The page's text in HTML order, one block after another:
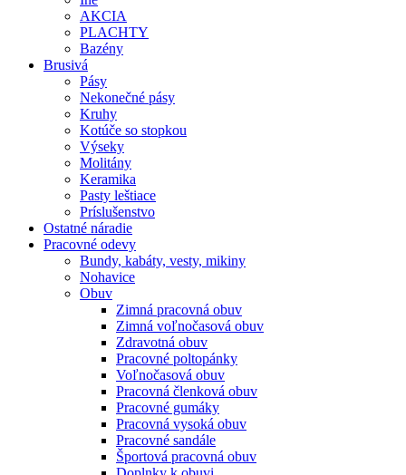
AKCIA
PLACHTY
Bazény
Brusivá
Pásy
Nekonečné pásy
Kruhy
Kotúče so stopkou
Výseky
Molitány
Keramika
Pasty leštiace
Príslušenstvo
Ostatné náradie
Pracovné odevy
Bundy, kabáty, vesty, mikiny
Nohavice
Obuv
Zimná pracovná obuv
Zimná voľnočasová obuv
Zdravotná obuv
Pracovné poltopánky
Voľnočasová obuv
Pracovná členková obuv
Pracovné gumáky
Pracovná vysoká obuv
Pracovné sandále
Športová pracovná obuv